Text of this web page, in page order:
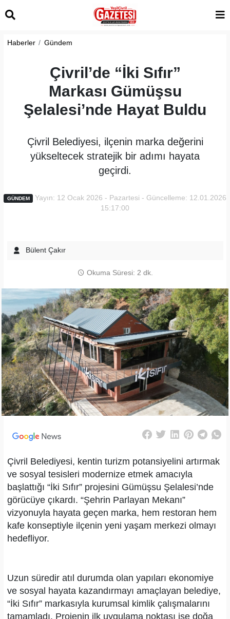
Haberler Gündem
Çivril’de “İki Sıfır”
Markası Gümüşsu
Şelalesi’nde Hayat Buldu
Çivril Belediyesi, ilçenin marka değerini
yükseltecek stratejik bir adımı hayata
geçirdi.
GÜNDEM
Yayın: 12 Ocak 2026 - Pazartesi - Güncelleme: 12.01.2026
15:17:00
Bülent Çakır
Okuma Süresi: 2 dk.
Çivril Belediyesi, kentin turizm potansiyelini artırmak
ve sosyal tesisleri modernize etmek amacıyla
başlattığı “İki Sıfır” projesini Gümüşsu Şelalesi’nde
görücüye çıkardı. “Şehrin Parlayan Mekanı”
vizyonuyla hayata geçen marka, hem restoran hem
kafe konseptiyle ilçenin yeni yaşam merkezi olmayı
hedefliyor.
Uzun süredir atıl durumda olan yapıları ekonomiye
ve sosyal hayata kazandırmayı amaçlayan belediye,
“İki Sıfır” markasıyla kurumsal kimlik çalışmalarını
tamamladı. Projenin ilk uygulama noktası ise doğa